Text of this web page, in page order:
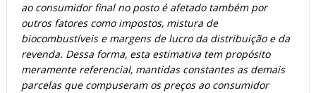
ao consumidor final no posto é afetado também por
outros fatores como impostos, mistura de
biocombustíveis e margens de lucro da distribuição e da
revenda. Dessa forma, esta estimativa tem propósito
meramente referencial, mantidas constantes as demais
parcelas que compuseram os preços ao consumidor